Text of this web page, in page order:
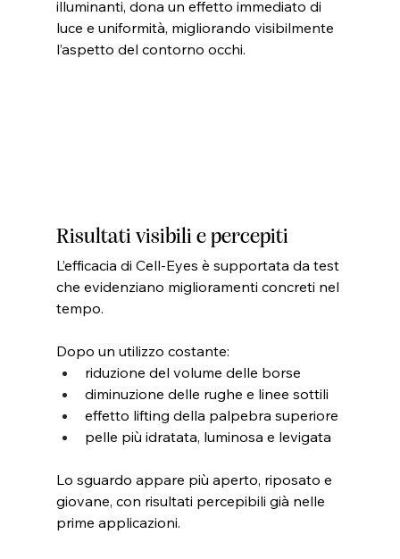
illuminanti, dona un effetto immediato di
luce e uniformità, migliorando visibilmente
l’aspetto del contorno occhi.
Risultati visibili e percepiti
L’efficacia di Cell-Eyes è supportata da test
che evidenziano miglioramenti concreti nel
tempo.
Dopo un utilizzo costante:
riduzione del volume delle borse
diminuzione delle rughe e linee sottili
effetto lifting della palpebra superiore
pelle più idratata, luminosa e levigata
Lo sguardo appare più aperto, riposato e
giovane, con risultati percepibili già nelle
prime applicazioni.